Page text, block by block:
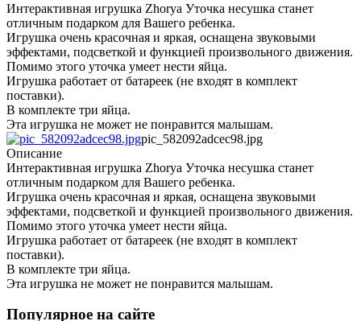
Интерактивная игрушка Zhorya Уточка несушка станет
отличным подарком для Вашего ребенка.
Игрушка очень красочная и яркая, оснащена звуковыми
эффектами, подсветкой и функцией произвольного движения.
Помимо этого уточка умеет нести яйца.
Игрушка работает от батареек (не входят в комплект
поставки).
В комплекте три яйца.
Эта игрушка не может не понравится малышам.
pic_582092adcec98.jpg
Описание
Интерактивная игрушка Zhorya Уточка несушка станет
отличным подарком для Вашего ребенка.
Игрушка очень красочная и яркая, оснащена звуковыми
эффектами, подсветкой и функцией произвольного движения.
Помимо этого уточка умеет нести яйца.
Игрушка работает от батареек (не входят в комплект
поставки).
В комплекте три яйца.
Эта игрушка не может не понравится малышам.
Популярное на сайте